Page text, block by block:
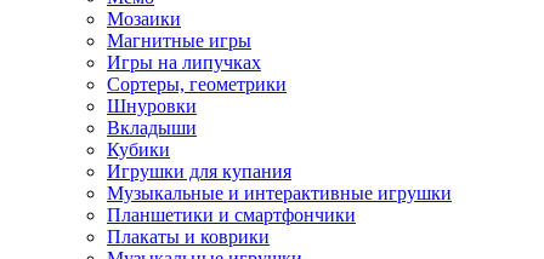
Мозаики
Магнитные игры
Игры на липучках
Сортеры, геометрики
Шнуровки
Вкладыши
Кубики
Игрушки для купания
Музыкальные и интерактивные игрушки
Планшетики и смартфончики
Плакаты и коврики